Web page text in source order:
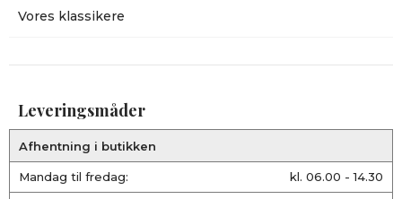
Vores klassikere
Leveringsmåder
Afhentning i butikken
Mandag til fredag: kl. 06.00 - 14.30